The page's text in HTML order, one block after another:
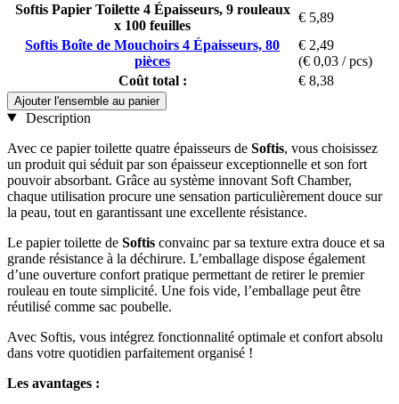
Softis Papier Toilette 4 Épaisseurs, 9 rouleaux
x 100 feuilles
€ 5,89
Softis Boîte de Mouchoirs 4 Épaisseurs, 80
pièces
€ 2,49
(€ 0,03 / pcs)
Coût total :
€ 8,38
Ajouter l'ensemble au panier
Description
Avec ce papier toilette quatre épaisseurs de Softis, vous choisissez
un produit qui séduit par son épaisseur exceptionnelle et son fort
pouvoir absorbant. Grâce au système innovant Soft Chamber,
chaque utilisation procure une sensation particulièrement douce sur
la peau, tout en garantissant une excellente résistance.
Le papier toilette de Softis convainc par sa texture extra douce et sa
grande résistance à la déchirure. L’emballage dispose également
d’une ouverture confort pratique permettant de retirer le premier
rouleau en toute simplicité. Une fois vide, l’emballage peut être
réutilisé comme sac poubelle.
Avec Softis, vous intégrez fonctionnalité optimale et confort absolu
dans votre quotidien parfaitement organisé !
Les avantages :